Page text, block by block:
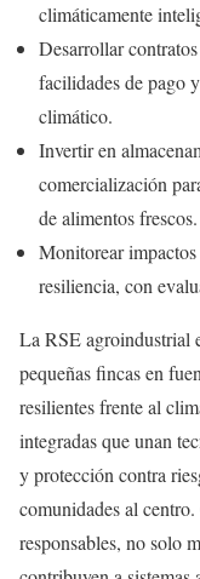
climáticamente
Desarrollar
facilidades de pago
climático.
Invertir en
comercialización
de alimentos frescos.
Monitorear
resiliencia, con
La RSE agroindustrial
pequeñas fincas en
resilientes frente al
integradas que unan
y protección contra
comunidades al
responsables, no solo